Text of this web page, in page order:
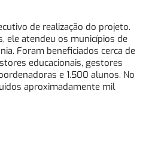
de realização do projeto.
ele atendeu os municípios de
Foram beneficiados cerca de
educacionais, gestores
e 1.500 alunos. No
aproximadamente mil